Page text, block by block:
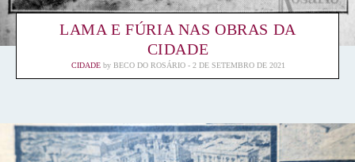
LAMA E FÚRIA NAS OBRAS DA
CIDADE
CIDADE by BECO DO ROSÁRIO 2 DE SETEMBRO DE 2021